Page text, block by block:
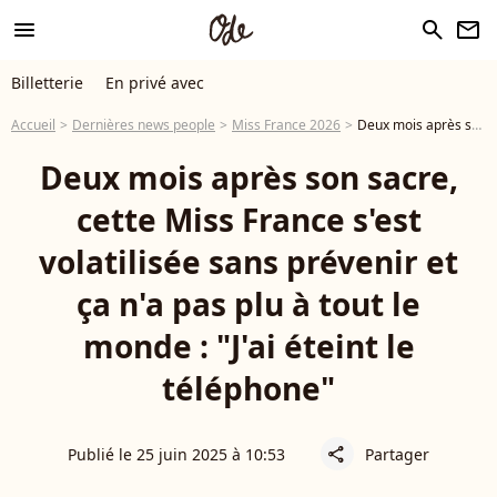
menu search newsletter
Billetterie En privé avec
Accueil Dernières news people Miss France 2026 Deux mois après son sacre, cette Miss France s'est volatilisée sans prévenir et ça n'a pas plu à tout le monde : "J'ai éteint le téléphone"
Deux mois après son sacre,
cette Miss France s'est
volatilisée sans prévenir et
ça n'a pas plu à tout le
monde : "J'ai éteint le
téléphone"
Publié le 25 juin 2025 à 10:53 share Partager